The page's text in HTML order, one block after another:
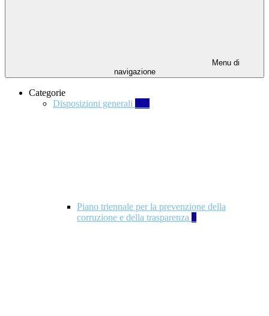
Menu di
navigazione
Categorie
Disposizioni generali 139
Piano triennale per la prevenzione della
corruzione e della trasparenza 4